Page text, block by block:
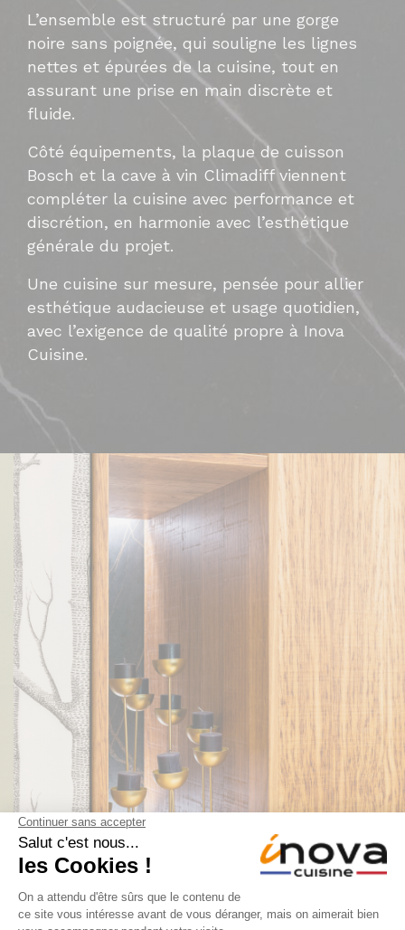
L’ensemble est structuré par une gorge
noire sans poignée, qui souligne les lignes
nettes et épurées de la cuisine, tout en
assurant une prise en main discrète et
fluide.
Côté équipements, la plaque de cuisson
Bosch et la cave à vin Climadiff viennent
compléter la cuisine avec performance et
discrétion, en harmonie avec l’esthétique
générale du projet.
Une cuisine sur mesure, pensée pour allier
esthétique audacieuse et usage quotidien,
avec l’exigence de qualité propre à Inova
Cuisine.